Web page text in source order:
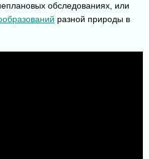
обследованиях, или
разной природы в